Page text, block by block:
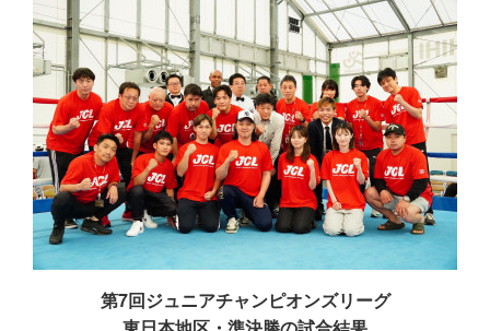
第7回ジュニアチャンピオンズリーグ